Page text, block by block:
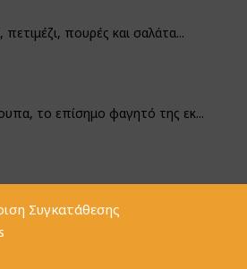
Συγκατάθεσης
πουρές και σαλάτα...
το επίσημο φαγητό της εκ...